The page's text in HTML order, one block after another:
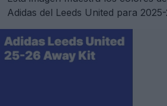
Adidas del Leeds United para